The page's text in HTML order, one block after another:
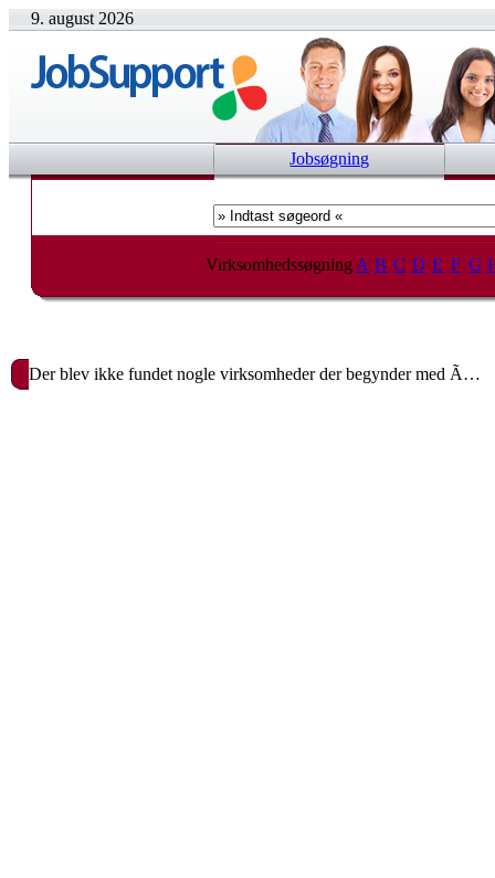
9. august 2026
Jobsøgning
Virksomhedssøgning A B C D E F G
Der blev ikke fundet nogle virksomheder der begynder med Ã…